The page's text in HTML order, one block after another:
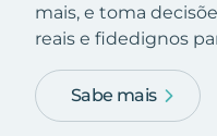
mais, e toma
reais e fidedignos
Sabe mais